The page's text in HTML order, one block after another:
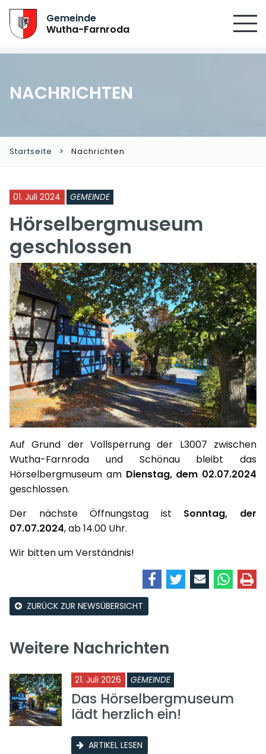
Gemeinde
Wutha-Farnroda
NACHRICHTEN
Startseite Nachrichten
01. Juli 2024 GEMEINDE
Hörselbergmuseum
geschlossen
Auf Grund der Vollsperrung der L3007 zwischen
Wutha-Farnroda und Schönau bleibt das
Hörselbergmuseum am Dienstag, dem 02.07.2024
geschlossen.
Der nächste Öffnungstag ist Sonntag, der
07.07.2024, ab 14.00 Uhr.
Wir bitten um Verständnis!
ZURÜCK ZUR NEWSÜBERSICHT
Weitere Nachrichten
21. Juli 2026 GEMEINDE
Das Hörselbergmuseum
lädt herzlich ein!
ARTIKEL LESEN